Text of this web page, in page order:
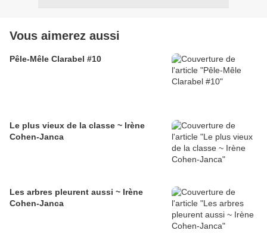
Vous aimerez aussi
Pêle-Mêle Clarabel #10
Le plus vieux de la classe ~ Irène
Cohen-Janca
Les arbres pleurent aussi ~ Irène
Cohen-Janca